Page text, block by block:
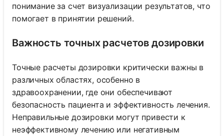
понимание за счет визуализации результатов, что
помогает в принятии решений.
Важность точных расчетов дозировки
Точные расчеты дозировки критически важны в
различных областях, особенно в
здравоохранении, где они обеспечивают
безопасность пациента и эффективность лечения.
Неправильные дозировки могут привести к
неэффективному лечению или негативным